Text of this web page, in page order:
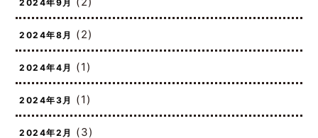
2024年9月(2)
2024年8月(2)
2024年4月(1)
2024年3月(1)